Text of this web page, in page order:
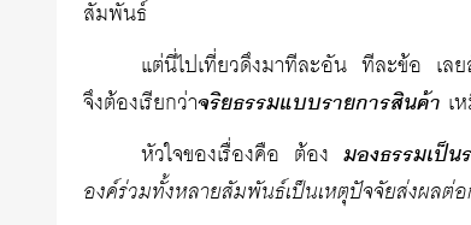
สัมพันธ์
แต่นี่ไปเที่ยวดึงมาทีละอัน ทีละข้อ เลย
จึงต้องเรียกว่าจริยธรรมแบบรายการสินค้า เ
หัวใจของเรื่องคือ ต้อง มองธรรมเป็
องค์ร่วมทั้งหลายสัมพันธ์เป็นเหตุปัจจัยส่งผลต่